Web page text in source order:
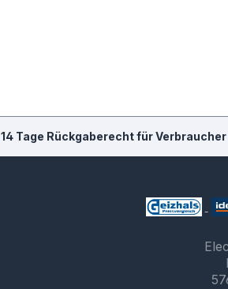
14 Tage Rückgaberecht für Verbraucher